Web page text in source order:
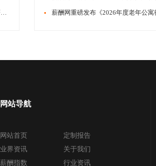
2026年3月份中国企业薪酬指数发布：受PMI影响，薪酬指数小幅回调
网站导航
网站首页
定制报告
业界资讯
关于我们
薪酬指数
行业资讯